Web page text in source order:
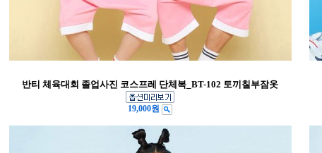
반티 체육대회 졸업사진 코스프레 단체복_BT-102 토끼칠부잠옷
19,000원